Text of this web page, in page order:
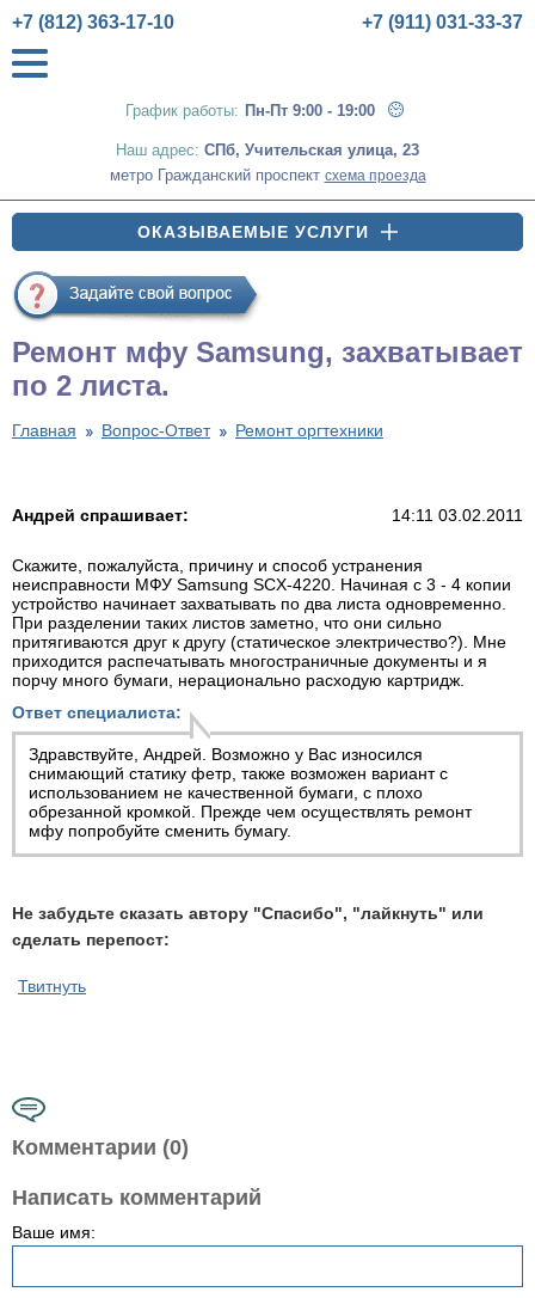
График работы: Пн-Пт 9:00 - 19:00
+7 (812) 363-17-10 +7 (911) 031-33-37
Наш адрес: СПб, Учительская улица, 23
метро Гражданский проспект схема проезда
ОКАЗЫВАЕМЫЕ УСЛУГИ
Ремонт мфу Samsung, захватывает
по 2 листа.
Главная Вопрос-Ответ Ремонт оргтехники
Андрей спрашивает: 14:11 03.02.2011
Скажите, пожалуйста, причину и способ устранения
неисправности МФУ Samsung SCX-4220. Начиная с 3 - 4 копии
устройство начинает захватывать по два листа одновременно.
При разделении таких листов заметно, что они сильно
притягиваются друг к другу (статическое электричество?). Мне
приходится распечатывать многостраничные документы и я
порчу много бумаги, нерационально расходую картридж.
Ответ специалиста:
Здравствуйте, Андрей. Возможно у Вас износился
снимающий статику фетр, также возможен вариант с
использованием не качественной бумаги, с плохо
обрезанной кромкой. Прежде чем осуществлять ремонт
мфу попробуйте сменить бумагу.
Не забудьте сказать автору "Спасибо", "лайкнуть" или
сделать перепост:
Твитнуть
Комментарии (0)
Написать комментарий
Ваше имя: